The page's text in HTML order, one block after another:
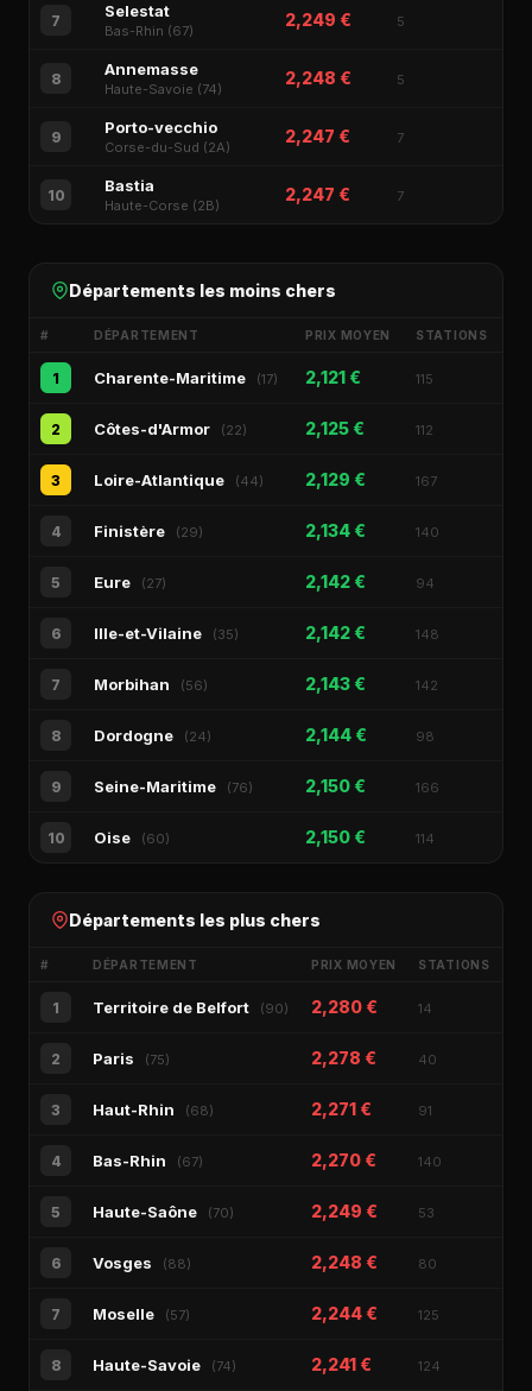
7 Selestat
Bas-Rhin (67)
2,249 € 5
8 Annemasse
Haute-Savoie (74)
2,248 € 5
9 Porto-vecchio
Corse-du-Sud (2A)
2,247 € 7
10 Bastia
Haute-Corse (2B)
2,247 € 7
Départements les moins chers
# DÉPARTEMENT PRIX MOYEN STATIONS
1 Charente-Maritime (17) 2,121 € 115
2 Côtes-d'Armor (22) 2,125 € 112
3 Loire-Atlantique (44) 2,129 € 167
4 Finistère (29) 2,134 € 140
5 Eure (27) 2,142 € 94
6 Ille-et-Vilaine (35) 2,142 € 148
7 Morbihan (56) 2,143 € 142
8 Dordogne (24) 2,144 € 98
9 Seine-Maritime (76) 2,150 € 166
10 Oise (60) 2,150 € 114
Départements les plus chers
# DÉPARTEMENT PRIX MOYEN STATIONS
1 Territoire de Belfort (90) 2,280 € 14
2 Paris (75) 2,278 € 40
3 Haut-Rhin (68) 2,271 € 91
4 Bas-Rhin (67) 2,270 € 140
5 Haute-Saône (70) 2,249 € 53
6 Vosges (88) 2,248 € 80
7 Moselle (57) 2,244 € 125
8 Haute-Savoie (74) 2,241 € 124